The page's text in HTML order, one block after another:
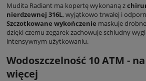
Mudita Radiant ma kopertę wykonaną z
nierdzewnej 316L, wyjątkowo trwałej i
Szczotkowane wykończenie maskuje
dzięki czemu zegarek zachowuje schludny
intensywnym użytkowaniu.
Wodoszczelność 10 ATM -
więcej